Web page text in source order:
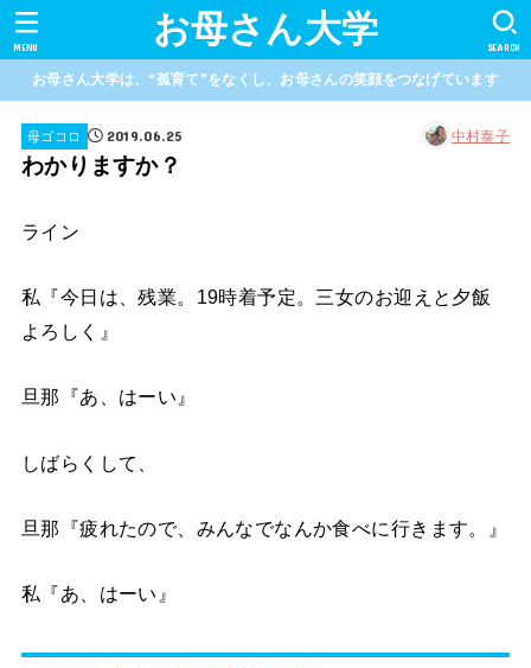
お母さん大学 SEARCH
MENU
お母さん大学は、“孤育て”をなくし、お母さんの笑顔をつなげています
母ゴコロ 2019.06.25 中村泰子
わかりますか？
ライン
私『今日は、残業。19時着予定。三女のお迎えと夕飯
よろしく』
旦那『あ、はーい』
しばらくして、
旦那『疲れたので、みんなでなんか食べに行きます。』
私『あ、はーい』